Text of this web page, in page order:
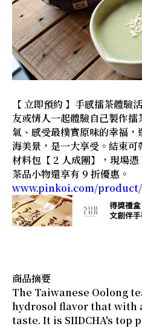
【 立即預約 】手感擂茶體驗
友或情人一起體驗自己製作
氣、感受最樸實原味的幸福
海美景，是一大享受。結束
材料包【 2 人成團】，現場
茶品小物還享有 9 折優惠。
www.pinkoi.com/product/
商品摘要
The Taiwanese Oolong
hydrosol flavor that with
taste. It is SIIDCHA's top